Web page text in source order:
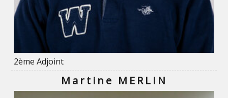
2ème Adjoint
Martine MERLIN